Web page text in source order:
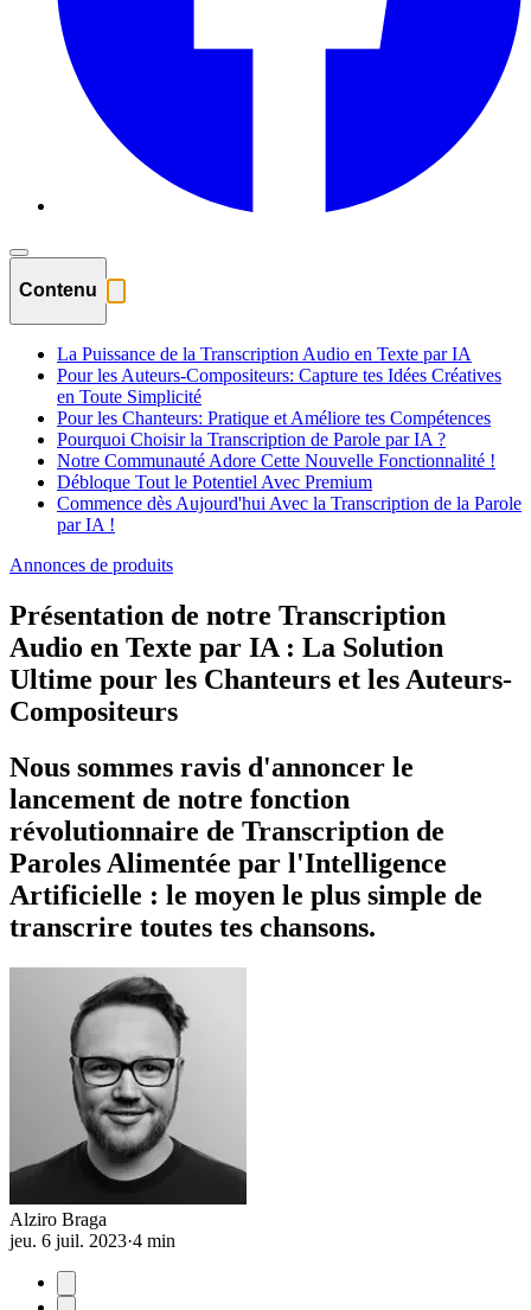
Contenu
La Puissance de la Transcription Audio en Texte par IA
Pour les Auteurs-Compositeurs: Capture tes Idées Créatives
en Toute Simplicité
Pour les Chanteurs: Pratique et Améliore tes Compétences
Pourquoi Choisir la Transcription de Parole par IA ?
Notre Communauté Adore Cette Nouvelle Fonctionnalité !
Débloque Tout le Potentiel Avec Premium
Commence dès Aujourd'hui Avec la Transcription de la Parole
par IA !
Annonces de produits
Présentation de notre Transcription
Audio en Texte par IA : La Solution
Ultime pour les Chanteurs et les Auteurs-
Compositeurs
Nous sommes ravis d'annoncer le
lancement de notre fonction
révolutionnaire de Transcription de
Paroles Alimentée par l'Intelligence
Artificielle : le moyen le plus simple de
transcrire toutes tes chansons.
Alziro Braga
jeu. 6 juil. 2023·4 min